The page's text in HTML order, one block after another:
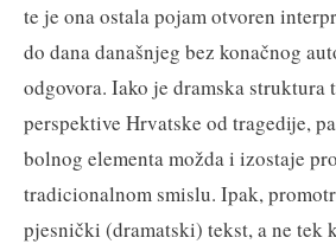
te je ona ostala pojam otvoren
do dana današnjeg bez konačnog
odgovora. Iako je dramska struktura
perspektive Hrvatske od tragedije,
bolnog elementa možda i izostaje
tradicionalnom smislu. Ipak,
pjesnički (dramatski) tekst, a ne tek